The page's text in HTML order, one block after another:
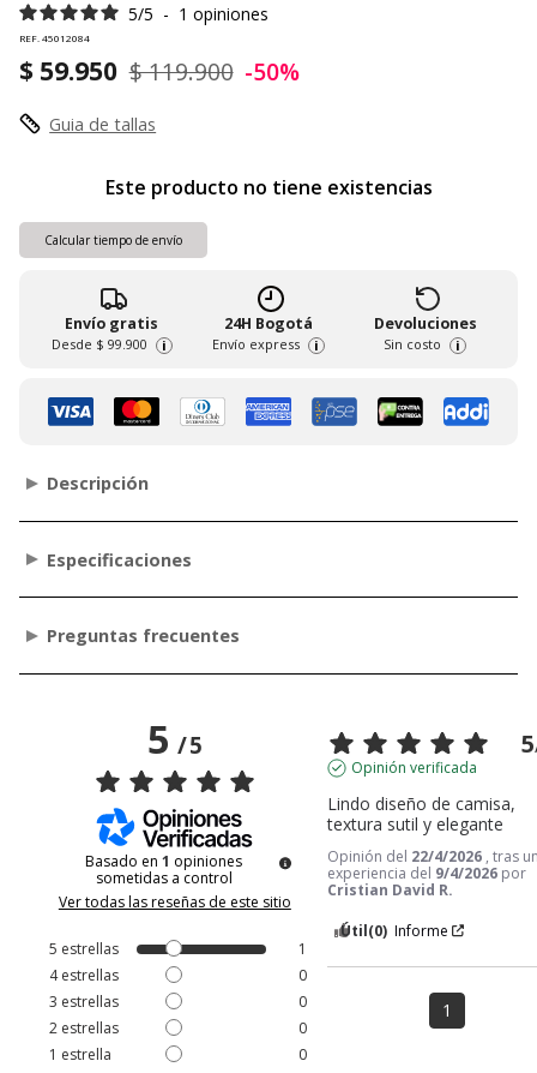
5/5 - 1 opiniones
REF. 45012084
$ 59.950 $ 119.900 -50%
Guia de tallas
Este producto no tiene existencias
Calcular tiempo de envío
Envío gratis
Desde $ 99.900 i
24H Bogotá
Envío express i
Devoluciones
Sin costo i
Descripción
Especificaciones
Preguntas frecuentes
5/5
Basado en1 opiniones
sometidas a control
Ver todas las reseñas de este sitio
5 estrellas
1
4estrellas
0
3 estrellas
0
2 estrellas
0
1 estrella 0
5
Opinión verificada
Lindo diseño de camisa,
textura sutil y elegante
Opinión del 22/4/2026 , tras
experiencia del 9/4/2026 por
Cristian David R.
Útil(0) Informe
1